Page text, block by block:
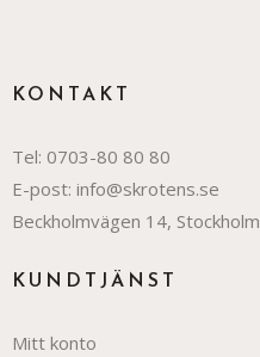
KONTAKT
Tel: 0703-80 80 80
E-post: info@skrotens.se
Beckholmvägen 14, Stockholm
KUNDTJÄNST
Mitt konto